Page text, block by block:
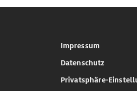
Impressum
Datenschutz
Privatsphäre-